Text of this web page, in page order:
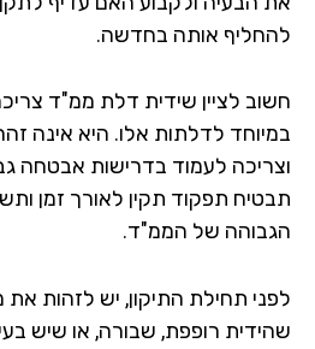
אותה בחדשה.
לציין שידית דלת ממ"ד צריכה
לדלתות אלו. היא אינה זהה
לעמוד בדרישות אבטחה
תפקוד תקין לאורך זמן
של הממ"ד.
תחילת התיקון, יש לזהות את מקור
רופפת, שבורה, או שיש בעיה